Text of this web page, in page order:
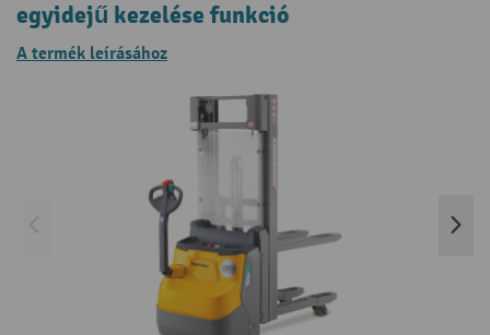
egyidejű kezelése funkció
A termék leírásához